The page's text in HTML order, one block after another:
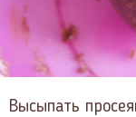
Высыпать